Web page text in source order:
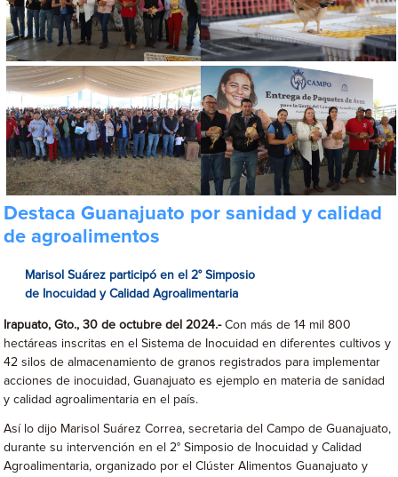
Destaca Guanajuato por sanidad y calidad
de agroalimentos
Marisol Suárez participó en el 2° Simposio
de Inocuidad y Calidad Agroalimentaria
Irapuato, Gto., 30 de octubre del 2024.-Con más de 14 mil 800
hectáreas inscritas en el Sistema de Inocuidad en diferentes cultivos y
42 silos de almacenamiento de granos registrados para implementar
acciones de inocuidad, Guanajuato es ejemplo en materia de sanidad
y calidad agroalimentaria en el país.
Así lo dijo Marisol Suárez Correa, secretaria del Campo de Guanajuato,
durante su intervención en el 2° Simposio de Inocuidad y Calidad
Agroalimentaria, organizado por el Clúster Alimentos Guanajuato y